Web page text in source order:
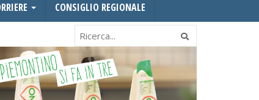
CONSIGLIO REGIONALE